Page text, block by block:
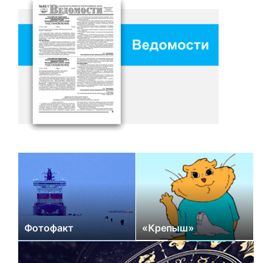
Фотофакт «Крепыш»